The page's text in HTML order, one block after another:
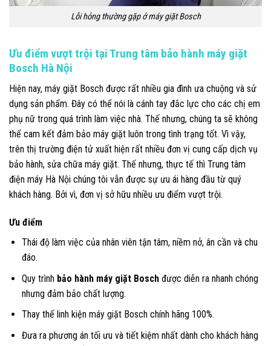
Lỗi hỏng thường gặp ở máy giặt Bosch
Ưu điểm vượt trội tại Trung tâm bảo hành máy giặt
Bosch Hà Nội
Hiện nay, máy giặt Bosch được rất nhiều gia đình ưa chuộng và sử
dụng sản phẩm. Đây có thể nói là cánh tay đắc lực cho các chị em
phụ nữ trong quá trình làm việc nhà. Thế nhưng, chúng ta sẽ không
thể cam kết đảm bảo máy giặt luôn trong tình trạng tốt. Vì vậy,
trên thị trường điện tử xuất hiện rất nhiều đơn vị cung cấp dịch vụ
bảo hành, sửa chữa máy giặt. Thế nhưng, thực tế thì Trung tâm
điện máy Hà Nội chúng tôi vẫn được sự ưu ái hàng đầu từ quý
khách hàng. Bởi vì, đơn vị sở hữu nhiều ưu điểm vượt trội.
Ưu điểm
Thái độ làm việc của nhân viên tận tâm, niềm nở, ân cần và chu
đáo.
Quy trìnhbảo hành máy giặt Boschđược diễn ra nhanh chóng
nhưng đảm bảo chất lượng.
Thay thế linh kiện máy giặt Bosch chính hãng 100%.
Đưa ra phương án tối ưu và tiết kiệm nhất dành cho khách hàng